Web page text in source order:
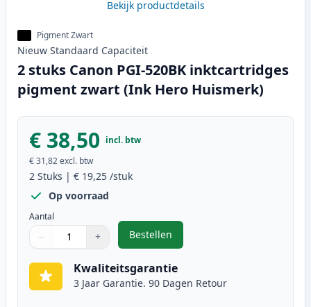
Bekijk productdetails
Pigment Zwart
Nieuw Standaard Capaciteit
2 stuks Canon PGI-520BK inktcartridges
pigment zwart (Ink Hero Huismerk)
€ 38,50 incl. btw
€ 31,82excl. btw
2 Stuks | € 19,25 /stuk
Op voorraad
Aantal
Gebruik de knoppen om aan te passen
− +
1
Bestellen
,2 stuks Canon PGI-520BK
Kwaliteitsgarantie
3 Jaar Garantie. 90 Dagen Retour